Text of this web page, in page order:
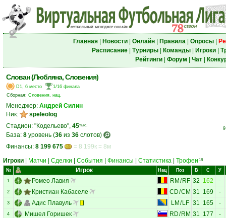
Главная| Новости| Онлайн| Правила| Опросы|
Расписание| Турниры| Команды| Игроки|
Рейтинги| Форум Чат|
Слован (Любляна, Словения)
D1, 6 место
1/16 финала
Сборная: Словения, нац.
Менеджер: Андрей Силин
Ник:
speleolog
Стадион: "Кодельево", 45тыс.
База: 8 уровень (36 из 36 слотов)
Финансы: 8 199 675 = 8 199к = 8м
Игроки Матчи Сделки События Финансы Статистика Трофеи 18
№ Игрок Нац Поз В С У
1 Ромео Лавия RM / RF 32 162 -
2 Кристиан Кабаселе CD/CM 31 169 -
3 Адис Плавуль LM / LF 31 165 -
4 Мишел Горишек RD/ RM 31 177 -